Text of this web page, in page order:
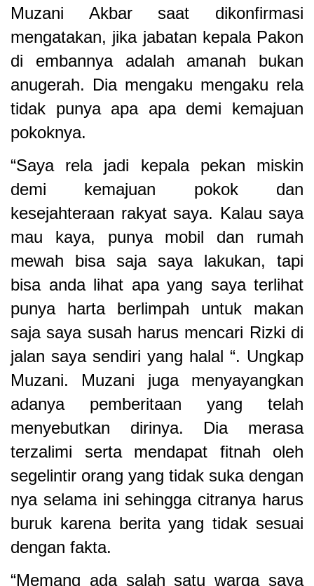
Muzani Akbar saat dikonfirmasi
mengatakan, jika jabatan kepala Pakon
di embannya adalah amanah bukan
anugerah. Dia mengaku mengaku rela
tidak punya apa apa demi kemajuan
pokoknya.
“Saya rela jadi kepala pekan miskin
demi kemajuan pokok dan
kesejahteraan rakyat saya. Kalau saya
mau kaya, punya mobil dan rumah
mewah bisa saja saya lakukan, tapi
bisa anda lihat apa yang saya terlihat
punya harta berlimpah untuk makan
saja saya susah harus mencari Rizki di
jalan saya sendiri yang halal “. Ungkap
Muzani. Muzani juga menyayangkan
adanya pemberitaan yang telah
menyebutkan dirinya. Dia merasa
terzalimi serta mendapat fitnah oleh
segelintir orang yang tidak suka dengan
nya selama ini sehingga citranya harus
buruk karena berita yang tidak sesuai
dengan fakta.
“Memang ada salah satu warga saya